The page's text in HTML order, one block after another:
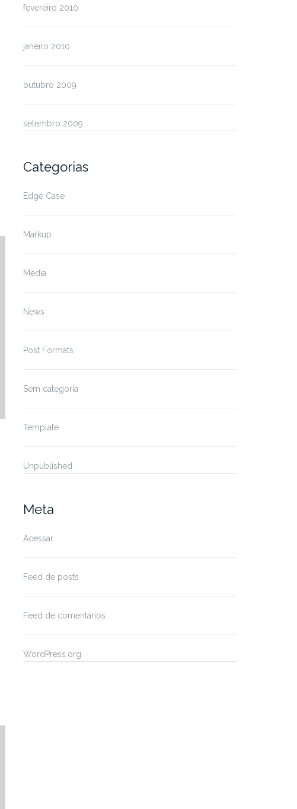
fevereiro 2010
janeiro 2010
outubro 2009
setembro 2009
Categorias
Edge Case
Markup
Media
News
Post Formats
Sem categoria
Template
Unpublished
Meta
Acessar
Feed de posts
Feed de comentários
WordPress.org